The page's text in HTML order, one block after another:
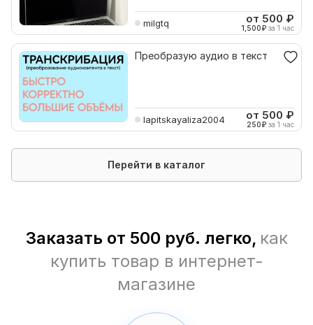
milgtq от 500 ₽
1,500₽ за 1 час
Преобразую аудио в текст
lapitskayaliza2004 от 500 ₽
250₽ за 1 час
Перейти в каталог
Заказать от 500 руб. легко, как
купить товар в интернет-
магазине